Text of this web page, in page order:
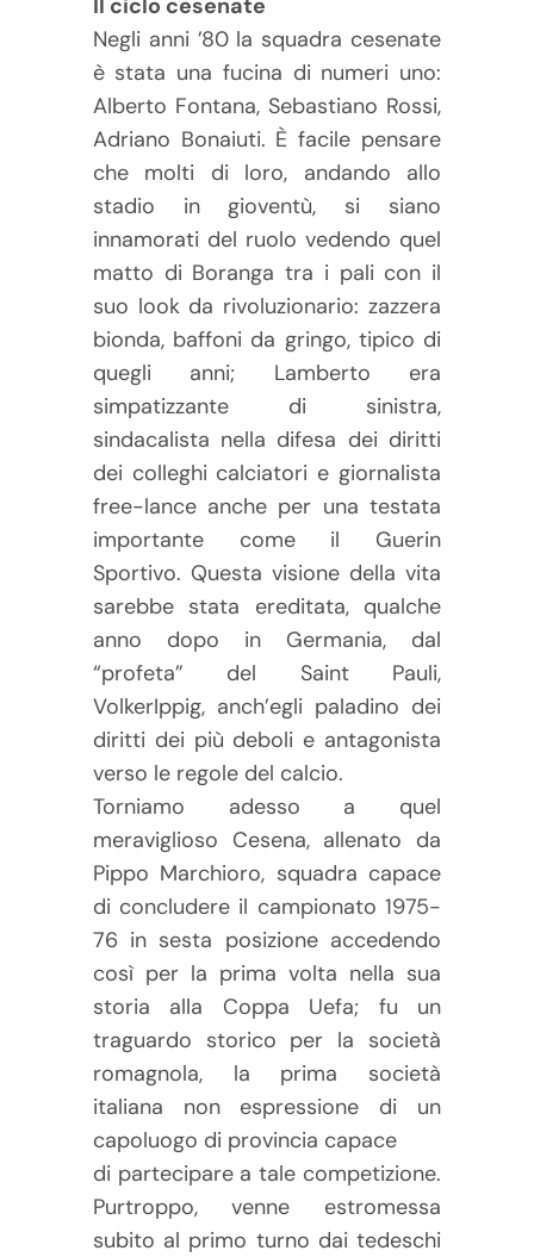
Negli anni ’80 la squadra cesenate
è stata una fucina di numeri uno:
Alberto Fontana, Sebastiano Rossi,
Adriano Bonaiuti. È facile pensare
che molti di loro, andando allo
stadio in gioventù, si siano
innamorati del ruolo vedendo quel
matto di Boranga tra i pali con il
suo look da rivoluzionario: zazzera
bionda, baffoni da gringo, tipico di
quegli anni; Lamberto era
simpatizzante di sinistra,
sindacalista nella difesa dei diritti
dei colleghi calciatori e giornalista
free-lance anche per una testata
importante come il Guerin
Sportivo. Questa visione della vita
sarebbe stata ereditata, qualche
anno dopo in Germania, dal
“profeta” del Saint Pauli,
VolkerIppig, anch’egli paladino dei
diritti dei più deboli e antagonista
verso le regole del calcio.
Torniamo adesso a quel
meraviglioso Cesena, allenato da
Pippo Marchioro, squadra capace
di concludere il campionato 1975-
76 in sesta posizione accedendo
così per la prima volta nella sua
storia alla Coppa Uefa; fu un
traguardo storico per la società
romagnola, la prima società
italiana non espressione di un
capoluogo di provincia capace
di partecipare a tale competizione.
Purtroppo, venne estromessa
subito al primo turno dai tedeschi